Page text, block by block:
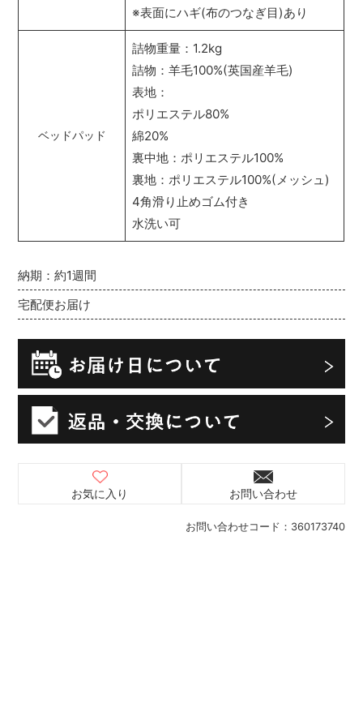
お問い合わせコード： 360173740
納期：約1週間
宅配便お届け
お気に入り お問い合わせ
※表面にハギ(布のつなぎ目)あり
ベッドパッド
詰物重量：1.2kg
詰物：羊毛100%(英国産羊毛)
表地：
ポリエステル80%
綿20%
裏中地：ポリエステル100%
裏地：ポリエステル100%(メッシュ)
4角滑り止めゴム付き
水洗い可